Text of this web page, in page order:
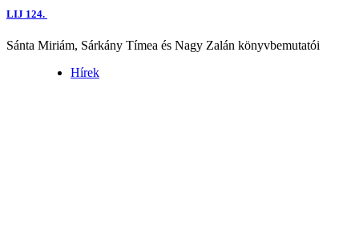
LIJ 124.
Sánta Miriám, Sárkány Tímea és Nagy Zalán könyvbemutatói
Hírek